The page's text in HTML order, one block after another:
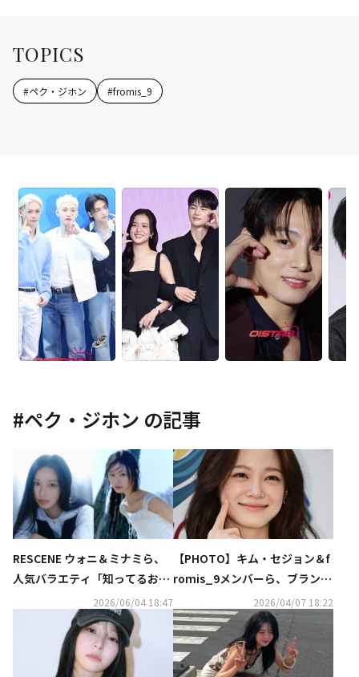
TOPICS
#ペク・ジホン #fromis_9
#ペク・ジホン の記事
RESCENE ウォニ＆ミナミら、
人気バラエティ「知ってるお兄
さん」に出演決定！2026/06/04 18:47
【PHOTO】キム・セジョン＆f
romis_9メンバーら、ブランド
「LONGCHAMP」のイベントに
出席
2026/04/07 18:22